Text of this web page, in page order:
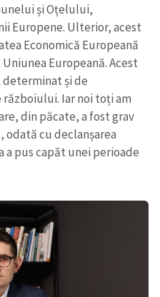
Despre ZdG
на русском
și Oțelului,
Europene. Ulterior, acest
Economică Europeană
Europeană. Acest
determinat și de
Iar noi toți am
din păcate, a fost grav
cu declanșarea
a pus capăt unei perioade